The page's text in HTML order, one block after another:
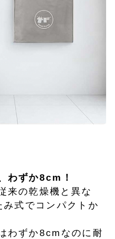
わずか8cm！
来の乾燥機と異な
式でコンパクトか
わずか8cmなのに耐